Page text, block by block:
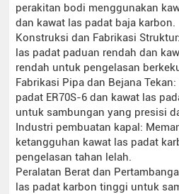
perakitan bodi menggunakan
dan kawat las padat baja karbon.
Konstruksi dan Fabrikasi
las padat paduan rendah dan
rendah untuk pengelasan
Fabrikasi Pipa dan Bejana
padat ER70S-6 dan kawat las
untuk sambungan yang presisi
Industri pembuatan kapal:
ketangguhan kawat las padat
pengelasan tahan lelah.
Peralatan Berat dan
las padat karbon tinggi untuk